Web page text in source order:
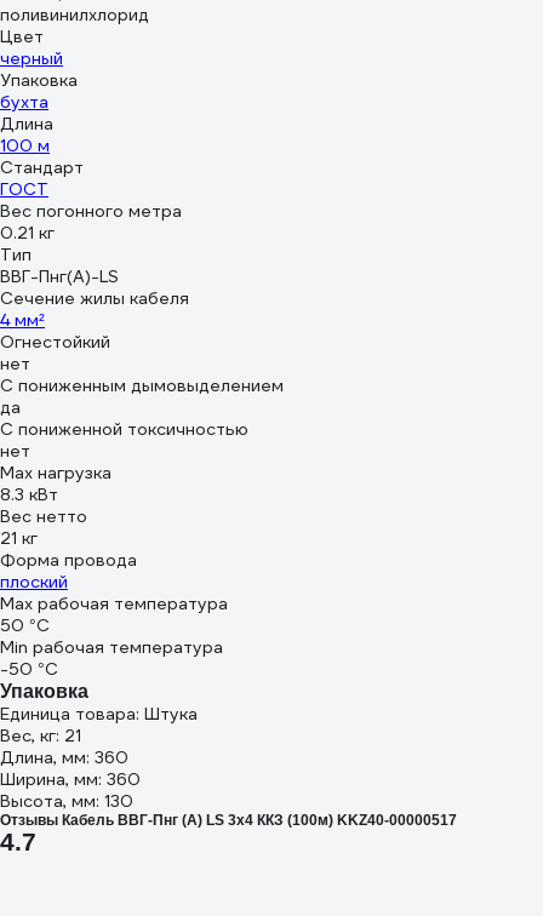
поливинилхлорид
Цвет
черный
Упаковка
бухта
Длина
100 м
Стандарт
ГОСТ
Вес погонного метра
0.21 кг
Тип
ВВГ-Пнг(A)-LS
Сечение жилы кабеля
4 мм²
Огнестойкий
нет
С пониженным дымовыделением
да
С пониженной токсичностью
нет
Max нагрузка
8.3 кВт
Вес нетто
21 кг
Форма провода
плоский
Max рабочая температура
50 °С
Min рабочая температура
-50 °С
Упаковка
Единица товара: Штука
Вес, кг: 21
Длина, мм: 360
Ширина, мм: 360
Высота, мм: 130
Отзывы Кабель ВВГ-Пнг (А) LS 3x4 ККЗ (100м) KKZ40-00000517
4.7